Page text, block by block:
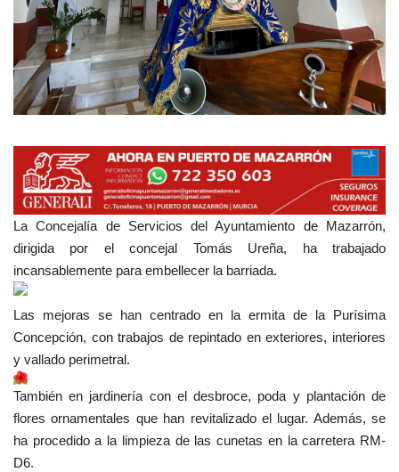
Mapa de Mazarrón
Vídeos
Contacto
Empresas
La Concejalía de Servicios del Ayuntamiento de Mazarrón,
dirigida por el concejal Tomás Ureña, ha trabajado
incansablemente para embellecer la barriada.
Las mejoras se han centrado en la ermita de la Purísima
Concepción, con trabajos de repintado en exteriores, interiores
y vallado perimetral.
También en jardinería con el desbroce, poda y plantación de
flores ornamentales que han revitalizado el lugar. Además, se
ha procedido a la limpieza de las cunetas en la carretera RM-
D6.